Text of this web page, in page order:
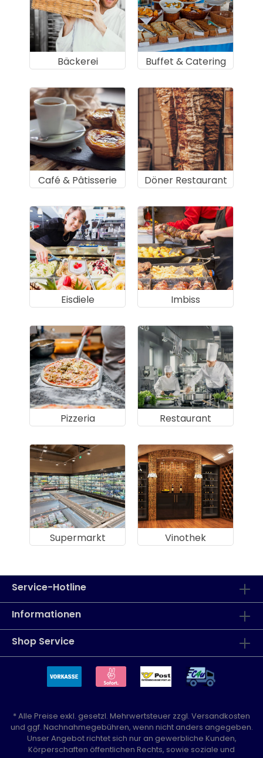
Bäckerei Buffet & Catering
Café & Pâtisserie Döner Restaurant
Eisdiele Imbiss
Pizzeria Restaurant
Supermarkt Vinothek
Service-Hotline
Informationen
Shop Service
* Alle Preise exkl. gesetzl. Mehrwertsteuer zzgl. Versandkosten
und ggf. Nachnahmegebühren, wenn nicht anders angegeben.
Unser Angebot richtet sich nur an gewerbliche Kunden,
Körperschaften öffentlichen Rechts, sowie soziale und